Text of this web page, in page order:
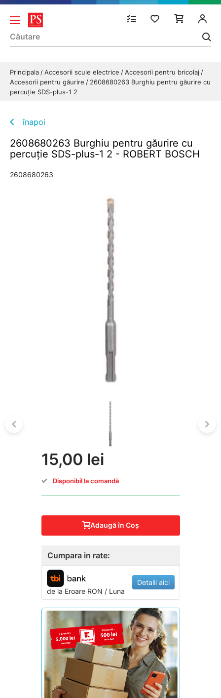
Principala Accesorii scule electrice
Accesorii pentru bricolaj
Accesorii pentru găurire
2608680263 Burghiu pentru găurire cu
percuţie SDS-plus-1 2
înapoi
2608680263 Burghiu pentru găurire cu
percuţie SDS-plus-1 2 - ROBERT BOSCH
2608680263
15,00 lei
Disponibil la comandă
Adaugă în Coş
Cumpara in rate:
de la EroareRON / Luna
Detalii aici